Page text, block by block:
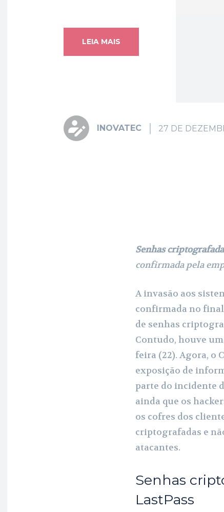
LEIA MAIS
INOVATEC 27 DE
Senhas
confirmada pela
A invasão aos
confirmada no
de senhas
Contudo, houve
feira (22). Agora, o
exposição de
parte do incidente
ainda que os
os cofres dos
criptografadas e
atacantes.
Senhas
LastPass